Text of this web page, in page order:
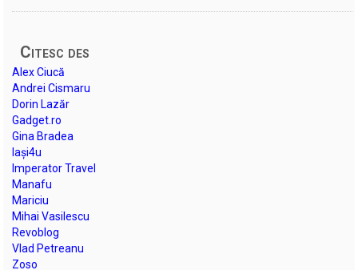
Citesc des
Alex Ciucă
Andrei Cismaru
Dorin Lazăr
Gadget.ro
Gina Bradea
Iași4u
Imperator Travel
Manafu
Mariciu
Mihai Vasilescu
Revoblog
Vlad Petreanu
Zoso